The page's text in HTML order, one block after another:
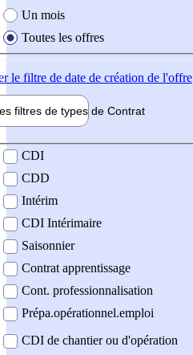
Un mois
Toutes les offres
le filtre de date de création de l'offre
filtres de types de Contrat
contrat
CDI
CDD
Intérim
CDI Intérimaire
Saisonnier
Contrat apprentissage
Cont. professionnalisation
Prépa.opérationnel.emploi
CDI de chantier ou d'opération